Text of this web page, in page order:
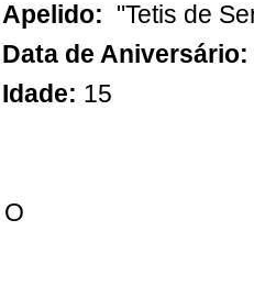
Apelido: "Tetis de
Data de Aniversário:
Idade: 15
O